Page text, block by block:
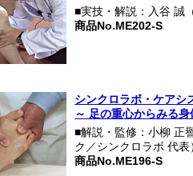
■実技・解説：入谷 誠
商品No.ME202-S
シンクロラボ・ケアシ
～ 足の重心からみる身
■解説・監修：小柳 正
ク／シンクロラボ 代表
商品No.ME196-S